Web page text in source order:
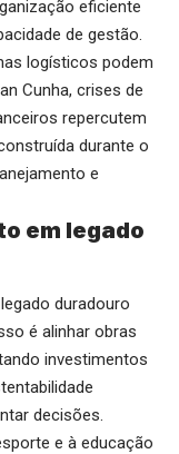
eficiente
de gestão.
logísticos podem
Cunha, crises de
repercutem
durante o
e
em legado
duradouro
é alinhar obras
investimentos
decisões.
e à educação